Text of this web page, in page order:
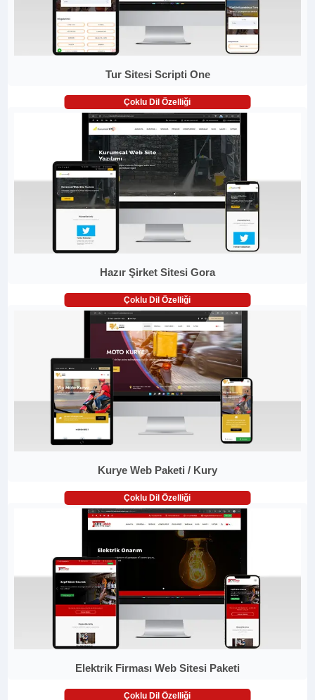
Tur Sitesi Scripti One
Çoklu Dil Özelliği
Hazır Şirket Sitesi Gora
Çoklu Dil Özelliği
Kurye Web Paketi / Kury
Çoklu Dil Özelliği
Elektrik Firması Web Sitesi Paketi
Çoklu Dil Özelliği